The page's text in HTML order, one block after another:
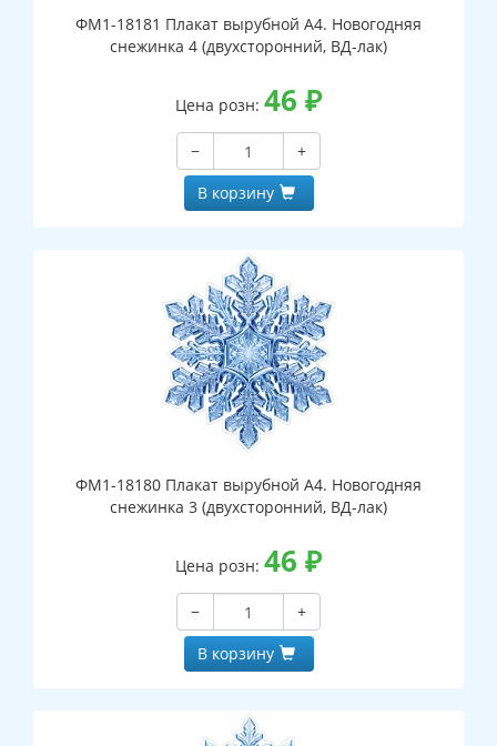
ФМ1-18181 Плакат вырубной А4. Новогодняя
снежинка 4 (двухсторонний, ВД-лак)
Цена розн: 46 ₽
−
+
В корзину
ФМ1-18180 Плакат вырубной А4. Новогодняя
снежинка 3 (двухсторонний, ВД-лак)
Цена розн: 46 ₽
−
+
В корзину